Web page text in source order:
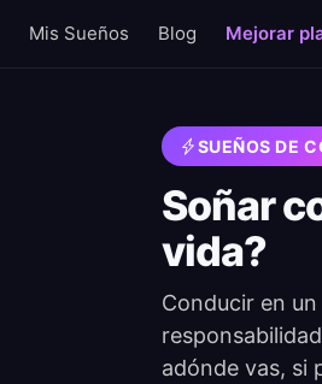
Mis Sueños Blog Mejorar
SUEÑOS DE
Soñar
vida?
Conducir en
adónde vas, si